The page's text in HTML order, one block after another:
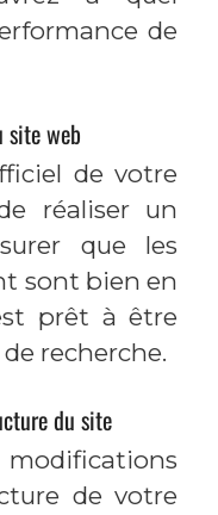
de
site web
de votre
réaliser un
que les
sont bien en
prêt à être
recherche.
du site
de votre